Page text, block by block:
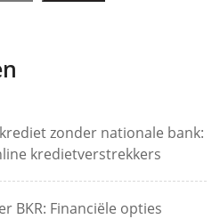
zonder nationale bank:
kredietverstrekkers
BKR: Financiële opties